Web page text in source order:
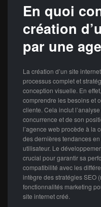
En quoi
création
par une
La création d’un site
processus complet et
conception visuelle. En
comprendre les besoins et
cliente. Cela inclut
concurrence et de son
l’agence web procède à la
des dernières tendances
utilisateur. Le
crucial pour garantir sa
compatibilité avec les
intègre des stratégies SEO
fonctionnalités marketing
site internet créé.